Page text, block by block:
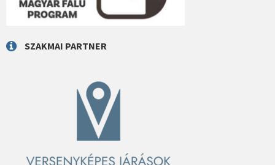
SZAKMAI PARTNER